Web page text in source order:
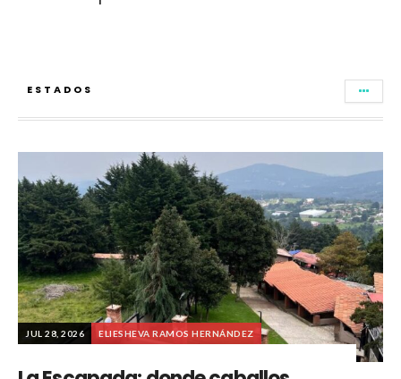
ESTADOS
JUL 28, 2026 ELIESHEVA RAMOS HERNÁNDEZ